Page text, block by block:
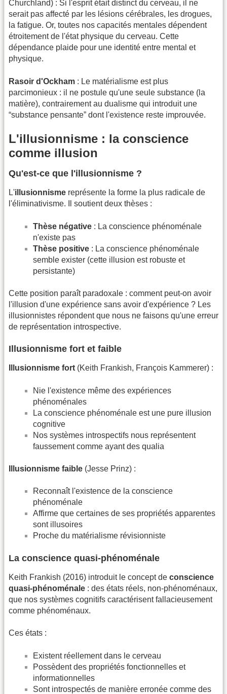
Churchland) : Si l'esprit était distinct du cerveau, il ne
serait pas affecté par les lésions cérébrales, les drogues,
la fatigue. Or, toutes nos capacités mentales dépendent
étroitement de l'état physique du cerveau. Cette
dépendance plaide pour une identité entre mental et
physique.
Rasoir d'Ockham : Le matérialisme est plus
parcimonieux : il ne postule qu'une seule substance (la
matière), contrairement au dualisme qui introduit une
“substance pensante” dont l'existence reste improuvée.
L'illusionnisme : la conscience
comme illusion
Qu'est-ce que l'illusionnisme ?
L'illusionnisme représente la forme la plus radicale de
l'éliminativisme. Il soutient deux thèses :
Thèse négative : La conscience phénoménale
n'existe pas
Thèse positive : La conscience phénoménale
semble exister (cette illusion est robuste et
persistante)
Cette position paraît paradoxale : comment peut-on avoir
l'illusion d'une expérience sans avoir d'expérience ? Les
illusionnistes répondent que nous ne faisons qu'une erreur
de représentation introspective.
Illusionnisme fort et faible
Illusionnisme fort (Keith Frankish, François Kammerer) :
Nie l'existence même des expériences
phénoménales
La conscience phénoménale est une pure illusion
cognitive
Nos systèmes introspectifs nous représentent
faussement comme ayant des qualia
Illusionnisme faible (Jesse Prinz) :
Reconnaît l'existence de la conscience
phénoménale
Affirme que certaines de ses propriétés apparentes
sont illusoires
Proche du matérialisme révisionniste
La conscience quasi-phénoménale
Keith Frankish (2016) introduit le concept de conscience
quasi-phénoménale : des états réels, non-phénoménaux,
que nos systèmes cognitifs caractérisent fallacieusement
comme phénoménaux.
Ces états :
Existent réellement dans le cerveau
Possèdent des propriétés fonctionnelles et
informationnelles
Sont introspectés de manière erronée comme des